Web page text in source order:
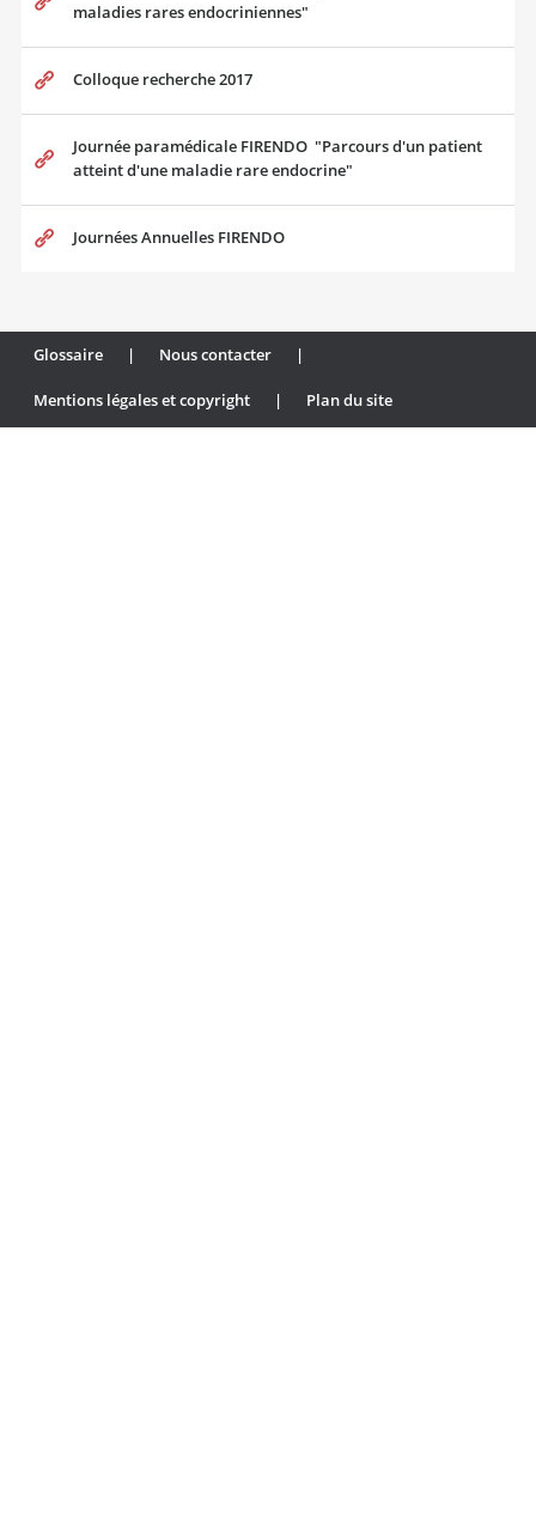
maladies rares endocriniennes"
Colloque recherche 2017
Journée paramédicale FIRENDO "Parcours d'un patient
atteint d'une maladie rare endocrine"
Journées Annuelles FIRENDO
Glossaire | Nous contacter |
Mentions légales et copyright | Plan du site